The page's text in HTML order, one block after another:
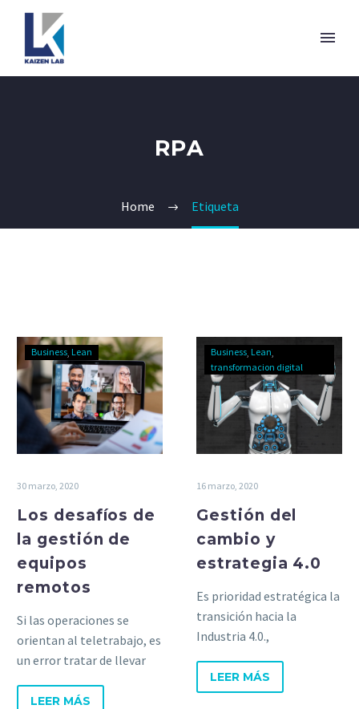
RPA
Home Etiqueta
Business Lean
30 marzo, 2020
Los desafíos de
la gestión de
equipos
remotos
Si las operaciones se
orientan al teletrabajo, es
un error tratar de llevar
reproducirlas en el espacio
LEER MÁS
Business Lean
transformacion digital
16 marzo, 2020
Gestión del
cambio y
estrategia 4.0
Es prioridad estratégica la
transición hacia la
Industria 4.0.,
como Big Data, AI, IoT,
robotización,
LEER MÁS